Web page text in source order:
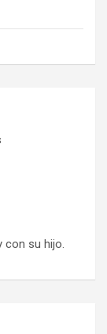
con su hijo.